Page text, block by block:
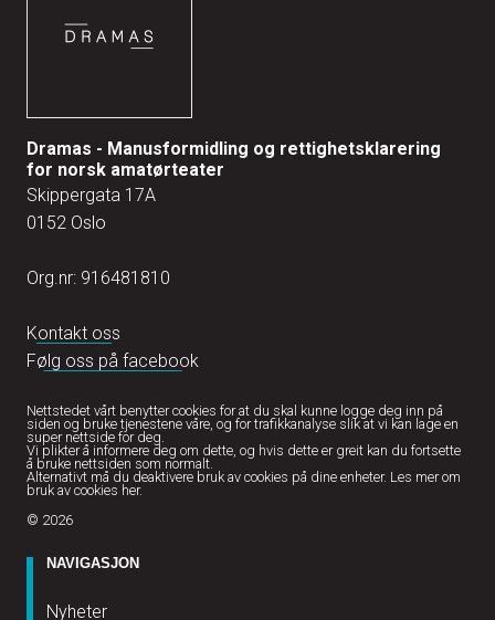
Dramas - Manusformidling og rettighetsklarering
for norsk amatørteater
Skippergata 17A
0152 Oslo
Org.nr: 916481810
Kontakt oss
Følg oss på facebook
Nettstedet vårt benytter cookies for at du skal kunne logge deg inn på
siden og bruke tjenestene våre, og for trafikkanalyse slik at vi kan lage en
super nettside for deg.
Vi plikter å informere deg om dette, og hvis dette er greit kan du fortsette
å bruke nettsiden som normalt.
Alternativt må du deaktivere bruk av cookies på dine enheter. Les mer om
bruk av cookies her.
© 2026
NAVIGASJON
Nyheter